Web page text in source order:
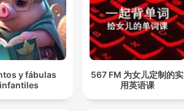
y fábulas
567 FM 为女儿定制的实
用英语课